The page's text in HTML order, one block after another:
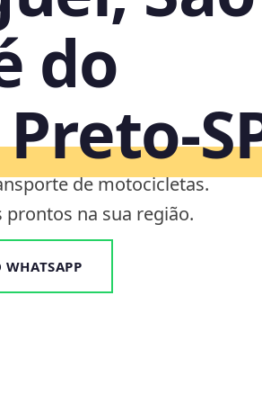
do
de motocicletas.
prontos na sua região.
WHATSAPP